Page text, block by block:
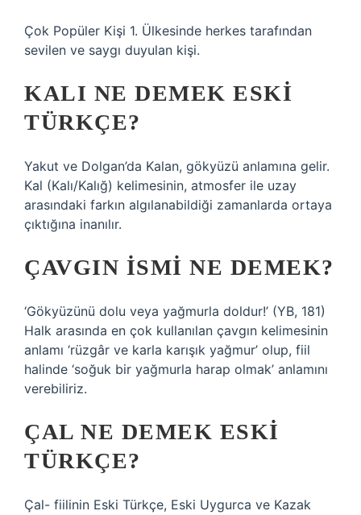
Çok Popüler Kişi 1. Ülkesinde herkes tarafından
sevilen ve saygı duyulan kişi.
KALI NE DEMEK ESKI
TÜRKÇE?
Yakut ve Dolgan’da Kalan, gökyüzü anlamına gelir.
Kal (Kalı/Kalığ) kelimesinin, atmosfer ile uzay
arasındaki farkın algılanabildiği zamanlarda ortaya
çıktığına inanılır.
ÇAVGIN ISMI NE DEMEK?
‘Gökyüzünü dolu veya yağmurla doldur!’ (YB, 181)
Halk arasında en çok kullanılan çavgın kelimesinin
anlamı ‘rüzgâr ve karla karışık yağmur’ olup, fiil
halinde ‘soğuk bir yağmurla harap olmak’ anlamını
verebiliriz.
ÇAL NE DEMEK ESKI
TÜRKÇE?
Çal- fiilinin Eski Türkçe, Eski Uygurca ve Kazak